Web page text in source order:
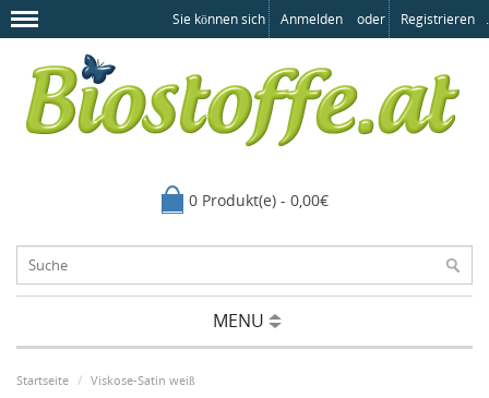
Sie können sich Anmelden oder Registrieren .
0 Produkt(e) - 0,00€
MENU
Startseite Viskose-Satin weiß